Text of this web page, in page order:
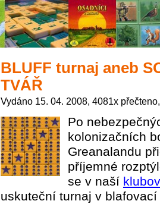
BLUFF turnaj aneb
TVÁŘ
Vydáno 15. 04. 2008, 4081x
Po
kolonizačních
Greanalandu
příjemné
se v naší
uskuteční turnaj v